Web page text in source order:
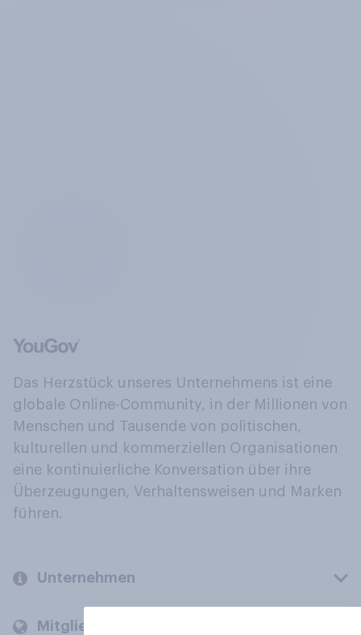
Das Herzstück unseres Unternehmens ist eine
globale Online-Community, in der Millionen von
Menschen und Tausende von politischen,
kulturellen und kommerziellen Organisationen
eine kontinuierliche Konversation über ihre
Überzeugungen, Verhaltensweisen und Marken
führen.
Unternehmen
Mitglieder und Kunden